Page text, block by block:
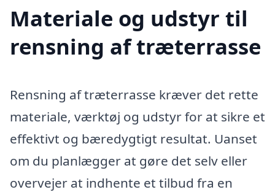
Materiale og udstyr til
rensning af træterrasse
Rensning af træterrasse kræver det rette
materiale, værktøj og udstyr for at sikre et
effektivt og bæredygtigt resultat. Uanset
om du planlægger at gøre det selv eller
overvejer at indhente et tilbud fra en